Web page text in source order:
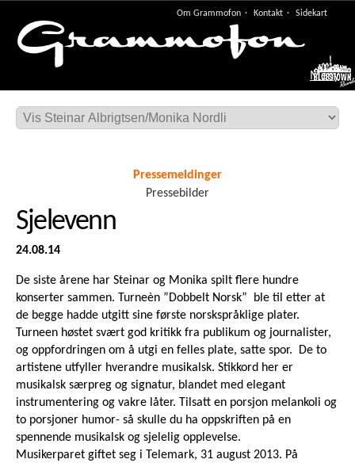
Om Grammofon Kontakt Sidekart
Meny
Pressemeldinger
Pressebilder
Sjelevenn
24.08.14
De siste årene har Steinar og Monika spilt flere hundre
konserter sammen. Turneèn ”Dobbelt Norsk” ble til etter at
de begge hadde utgitt sine første norskspråklige plater.
Turneen høstet svært god kritikk fra publikum og journalister,
og oppfordringen om å utgi en felles plate, satte spor. De to
artistene utfyller hverandre musikalsk. Stikkord her er
musikalsk særpreg og signatur, blandet med elegant
instrumentering og vakre låter. Tilsatt en porsjon melankoli og
to porsjoner humor- så skulle du ha oppskriften på en
spennende musikalsk og sjelelig opplevelse.
Musikerparet giftet seg i Telemark, 31 august 2013. På